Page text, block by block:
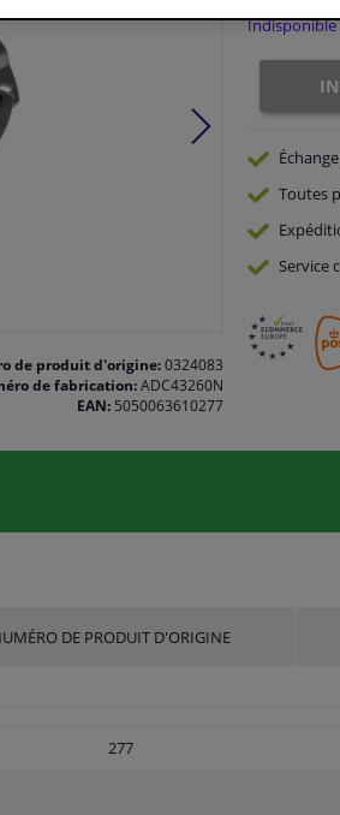
de produit d'origine:0324083
de fabrication:ADC43260N
EAN:5050063610277
Indisponible
Toutes
Service
DE PRODUIT D'ORIGINE
277